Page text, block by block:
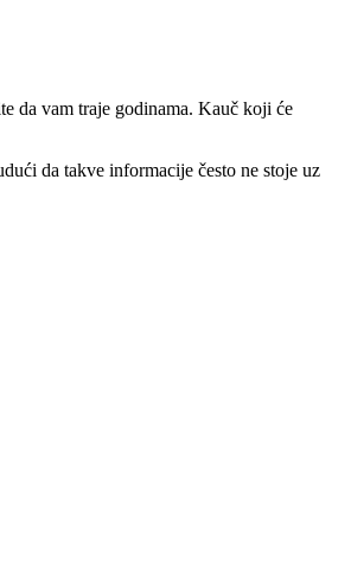
da vam traje godinama. Kauč koji će
da takve informacije često ne stoje uz